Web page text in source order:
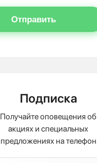
Отправить
Подписка
Получайте оповещения об
акциях и специальных
предложениях на телефон